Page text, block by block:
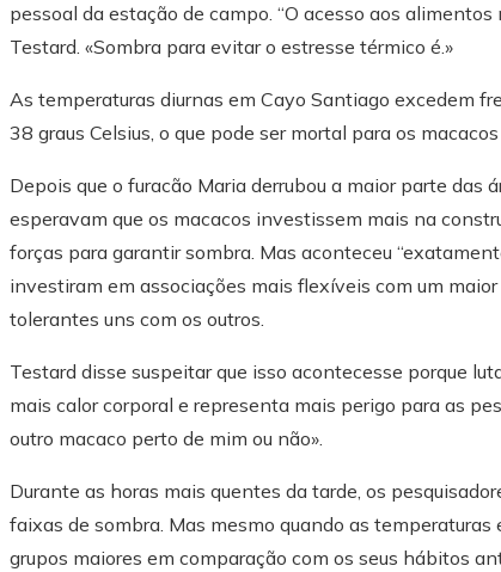
pessoal da estação de campo. “O acesso aos
Testard. «Sombra para evitar o estresse térmico é.»
As temperaturas diurnas em Cayo Santiago excedem
38 graus Celsius, o que pode ser mortal para os
Depois que o furacão Maria derrubou a maior parte das
esperavam que os macacos investissem mais na
forças para garantir sombra. Mas aconteceu
investiram em associações mais flexíveis com um
tolerantes uns com os outros.
Testard disse suspeitar que isso acontecesse porque
mais calor corporal e representa mais perigo para as
outro macaco perto de mim ou não».
Durante as horas mais quentes da tarde, os
faixas de sombra. Mas mesmo quando as
grupos maiores em comparação com os seus hábitos